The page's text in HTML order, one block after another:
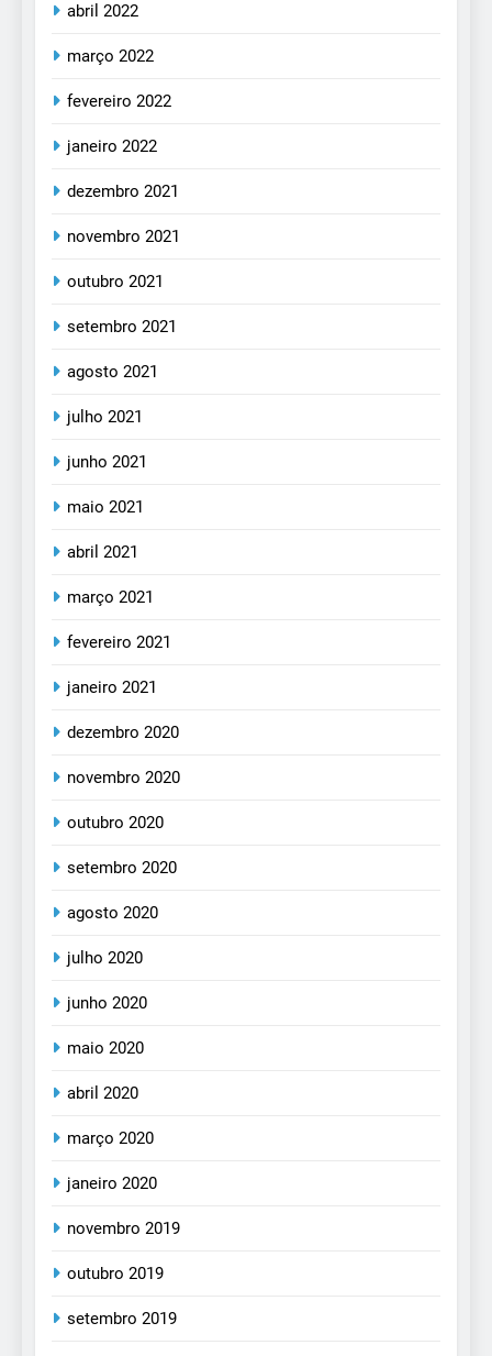
abril 2022
março 2022
fevereiro 2022
janeiro 2022
dezembro 2021
novembro 2021
outubro 2021
setembro 2021
agosto 2021
julho 2021
junho 2021
maio 2021
abril 2021
março 2021
fevereiro 2021
janeiro 2021
dezembro 2020
novembro 2020
outubro 2020
setembro 2020
agosto 2020
julho 2020
junho 2020
maio 2020
abril 2020
março 2020
janeiro 2020
novembro 2019
outubro 2019
setembro 2019